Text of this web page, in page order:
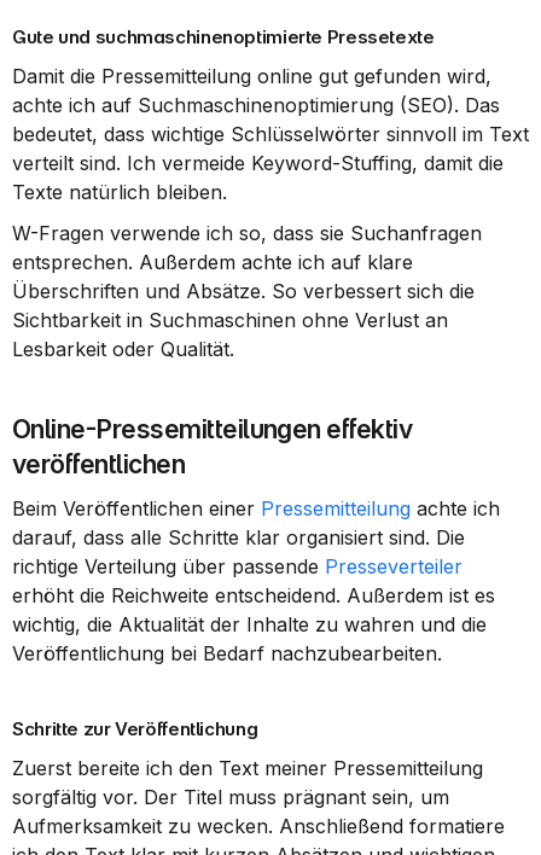
Gute und suchmaschinenoptimierte Pressetexte
Damit die Pressemitteilung online gut gefunden wird,
achte ich auf Suchmaschinenoptimierung (SEO). Das
bedeutet, dass wichtige Schlüsselwörter sinnvoll im Text
verteilt sind. Ich vermeide Keyword-Stuffing, damit die
Texte natürlich bleiben.
W-Fragen verwende ich so, dass sie Suchanfragen
entsprechen. Außerdem achte ich auf klare
Überschriften und Absätze. So verbessert sich die
Sichtbarkeit in Suchmaschinen ohne Verlust an
Lesbarkeit oder Qualität.
Online-Pressemitteilungen effektiv
veröffentlichen
Beim Veröffentlichen einer Pressemitteilung achte ich
darauf, dass alle Schritte klar organisiert sind. Die
richtige Verteilung über passende Presseverteiler
erhöht die Reichweite entscheidend. Außerdem ist es
wichtig, die Aktualität der Inhalte zu wahren und die
Veröffentlichung bei Bedarf nachzubearbeiten.
Schritte zur Veröffentlichung
Zuerst bereite ich den Text meiner Pressemitteilung
sorgfältig vor. Der Titel muss prägnant sein, um
Aufmerksamkeit zu wecken. Anschließend formatiere